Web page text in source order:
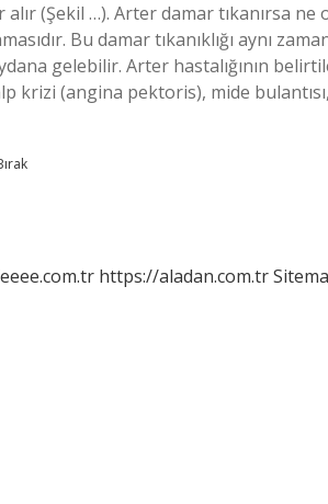
(Şekil …). Arter damar tıkanırsa ne
Bu damar tıkanıklığı aynı
gelebilir. Arter hastalığının
krizi (angina pektoris), mide
https://aladan.com.tr